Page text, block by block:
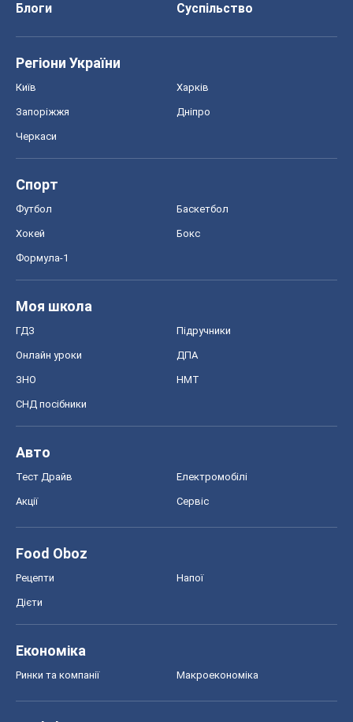
Блоги
Суспільство
Регіони України
Київ Харків
Запоріжжя Дніпро
Черкаси
Спорт
Футбол Баскетбол
Хокей Бокс
Формула-1
Моя школа
ГДЗ Підручники
Онлайн уроки ДПА
ЗНО НМТ
СНД посібники
Авто
Тест Драйв Електромобілі
Акції Сервіс
Food Oboz
Рецепти Напої
Дієти
Економіка
Ринки та компанії Макроекономіка